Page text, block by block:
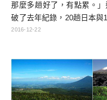
那麼多趟好了，有點累。
破了去年紀錄，20趟日本
歐洲大陸，真是應該好好檢
2016-12-22